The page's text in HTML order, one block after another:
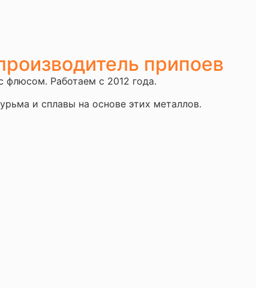
припоев
флюсом. Работаем с 2012 года.
и сплавы на основе этих металлов.